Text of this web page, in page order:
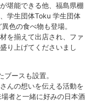
堪能できる他、福島県棚
学生団体Toku 学生団体
色の食べ物も登場。
を揃えて出店され、ファ
り上げてくださいまし
ブースも設置。
んの想いを伝える活動を
者と一緒に好みの日本酒